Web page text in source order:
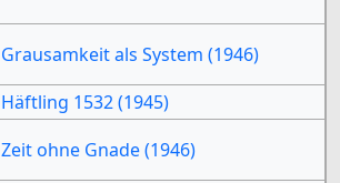
Grausamkeit als System (1946)
Häftling 1532 (1945)
Zeit ohne Gnade (1946)